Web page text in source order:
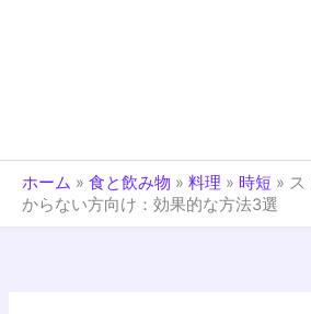
ホーム » 食と飲み物 » 料理 » 時短 » ス
からない方向け：効果的な方法3選